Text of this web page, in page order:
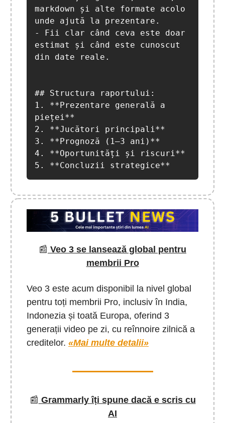
markdown și alte formate acolo
unde ajută la prezentare.
- Fii clar când ceva este doar
estimat și când este cunoscut
din date reale.
## Structura raportului:
1. **Prezentare generală a
pieței**
2. **Jucători principali**
3. **Prognoză (1–3 ani)**
4. **Oportunități și riscuri**
5. **Concluzii strategice**
📰 Veo 3 se lansează global pentru
membrii Pro
Veo 3 este acum disponibil la nivel global
pentru toți membrii Pro, inclusiv în India,
Indonezia și toată Europa, oferind 3
generații video pe zi, cu reînnoire zilnică a
creditelor. «Mai multe detalii»
📰 Grammarly îți spune dacă e scris cu
AI